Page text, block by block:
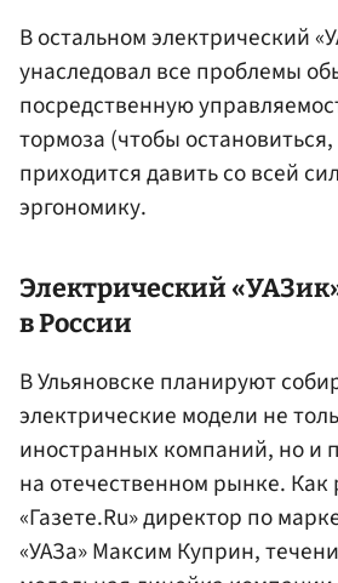
В остальном электрический
унаследовал все проблемы
посредственную
тормоза (чтобы
приходится давить со всей
эргономику.
Электрический
в России
В Ульяновске планируют
электрические модели не
иностранных компаний, но и
на отечественном рынке. Как
«Газете.Ru» директор по
«УАЗа» Максим Куприн,